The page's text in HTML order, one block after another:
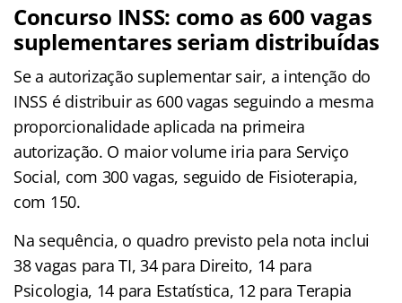
Concurso INSS: como as 600 vagas
suplementares seriam distribuídas
Se a autorização suplementar sair, a intenção do
INSS é distribuir as 600 vagas seguindo a mesma
proporcionalidade aplicada na primeira
autorização. O maior volume iria para Serviço
Social, com 300 vagas, seguido de Fisioterapia,
com 150.
Na sequência, o quadro previsto pela nota inclui
38 vagas para TI, 34 para Direito, 14 para
Psicologia, 14 para Estatística, 12 para Terapia